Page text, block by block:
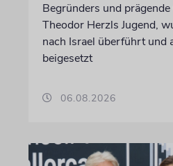
Begründers und
Theodor Herzls Jugend,
nach Israel überführt und
beigesetzt
06.08.2026